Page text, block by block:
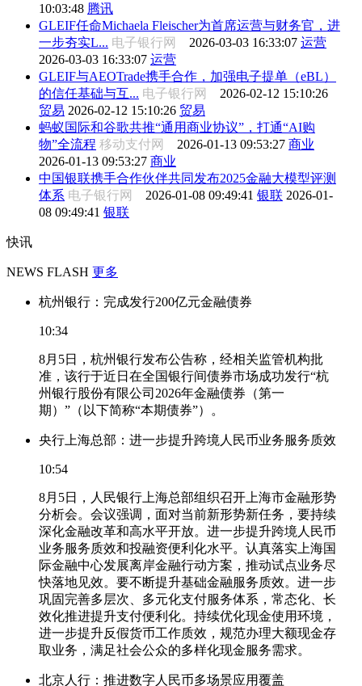
10:03:48 腾讯
GLEIF任命Michaela Fleischer为首席运营与财务官，进
一步夯实L... 电子银行网 2026-03-03 16:33:07 运营
2026-03-03 16:33:07 运营
GLEIF与AEOTrade携手合作，加强电子提单（eBL）
的信任基础与互... 电子银行网 2026-02-12 15:10:26
贸易 2026-02-12 15:10:26 贸易
蚂蚁国际和谷歌共推“通用商业协议”，打通“AI购
物”全流程 移动支付网 2026-01-13 09:53:27 商业
2026-01-13 09:53:27 商业
中国银联携手合作伙伴共同发布2025金融大模型评测
体系 电子银行网 2026-01-08 09:49:41 银联 2026-01-
08 09:49:41 银联
快讯
NEWS FLASH 更多
杭州银行：完成发行200亿元金融债券
10:34
8月5日，杭州银行发布公告称，经相关监管机构批
准，该行于近日在全国银行间债券市场成功发行“杭
州银行股份有限公司2026年金融债券（第一
期）”（以下简称“本期债券”）。
央行上海总部：进一步提升跨境人民币业务服务质效
10:54
8月5日，人民银行上海总部组织召开上海市金融形势
分析会。会议强调，面对当前新形势新任务，要持续
深化金融改革和高水平开放。进一步提升跨境人民币
业务服务质效和投融资便利化水平。认真落实上海国
际金融中心发展离岸金融行动方案，推动试点业务尽
快落地见效。要不断提升基础金融服务质效。进一步
巩固完善多层次、多元化支付服务体系，常态化、长
效化推进提升支付便利化。持续优化现金使用环境，
进一步提升反假货币工作质效，规范办理大额现金存
取业务，满足社会公众的多样化现金服务需求。
北京人行：推进数字人民币多场景应用覆盖